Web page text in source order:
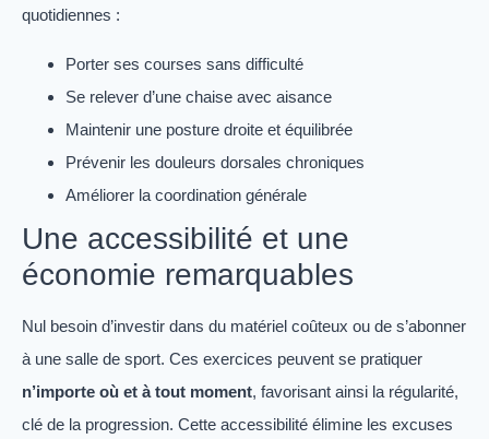
quotidiennes :
Porter ses courses sans difficulté
Se relever d’une chaise avec aisance
Maintenir une posture droite et équilibrée
Prévenir les douleurs dorsales chroniques
Améliorer la coordination générale
Une accessibilité et une
économie remarquables
Nul besoin d’investir dans du matériel coûteux ou de s’abonner
à une salle de sport. Ces exercices peuvent se pratiquer
n’importe où et à tout moment, favorisant ainsi la régularité,
clé de la progression. Cette accessibilité élimine les excuses